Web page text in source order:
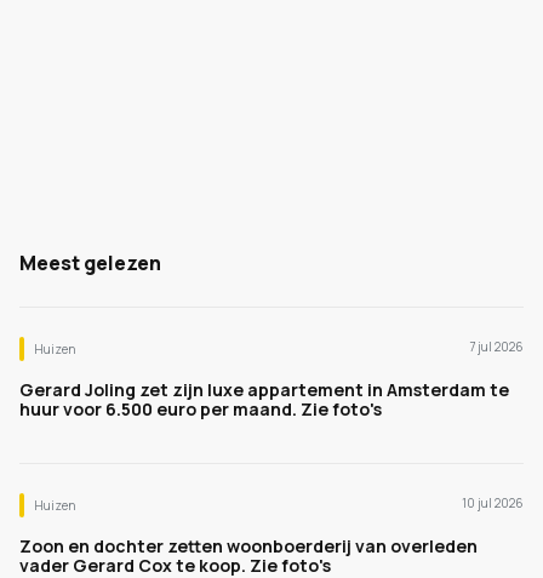
Meest gelezen
Huizen 7 jul 2026
Gerard Joling zet zijn luxe appartement in Amsterdam te
huur voor 6.500 euro per maand. Zie foto's
Huizen 10 jul 2026
Zoon en dochter zetten woonboerderij van overleden
vader Gerard Cox te koop. Zie foto's